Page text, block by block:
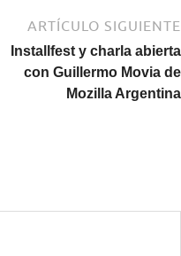
ARTÍCULO SIGUIENTE
Installfest y charla abierta
con Guillermo Movia de
Mozilla Argentina